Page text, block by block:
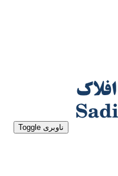
ناوبری Toggle